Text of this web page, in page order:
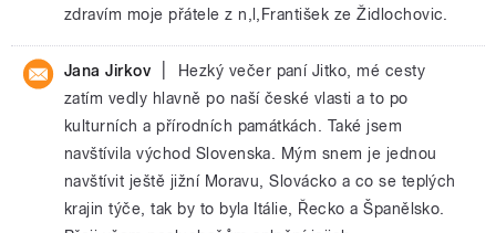
zdravím moje přátele z n,l,František ze Židlochovic.
Jana Jirkov
Hezký večer paní Jitko, mé cesty
zatím vedly hlavně po naší české vlasti a to po
kulturních a přírodních památkách. Také jsem
navštívila východ Slovenska. Mým snem je jednou
navštívit ještě jižní Moravu, Slovácko a co se teplých
krajin týče, tak by to byla Itálie, Řecko a Španělsko.